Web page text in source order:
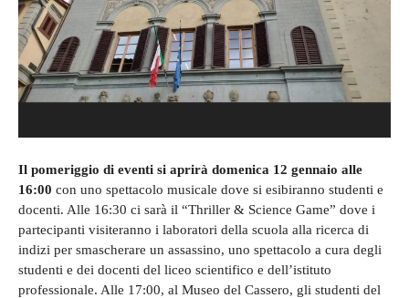
Il pomeriggio di eventi si aprirà domenica 12 gennaio alle
16:00 con uno spettacolo musicale dove si esibiranno studenti e
docenti. Alle 16:30 ci sarà il “Thriller & Science Game” dove i
partecipanti visiteranno i laboratori della scuola alla ricerca di
indizi per smascherare un assassino, uno spettacolo a cura degli
studenti e dei docenti del liceo scientifico e dell’istituto
professionale. Alle 17:00, al Museo del Cassero, gli studenti del